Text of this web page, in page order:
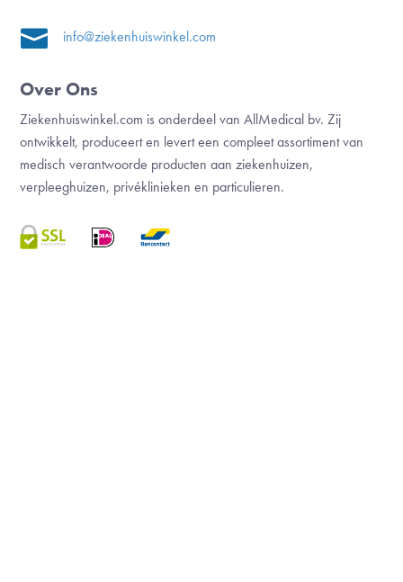
 info@ziekenhuiswinkel.com
Over Ons
Ziekenhuiswinkel.com is onderdeel van AllMedical bv. Zij
ontwikkelt, produceert en levert een compleet assortiment van
medisch verantwoorde producten aan ziekenhuizen,
verpleeghuizen, privéklinieken en particulieren.